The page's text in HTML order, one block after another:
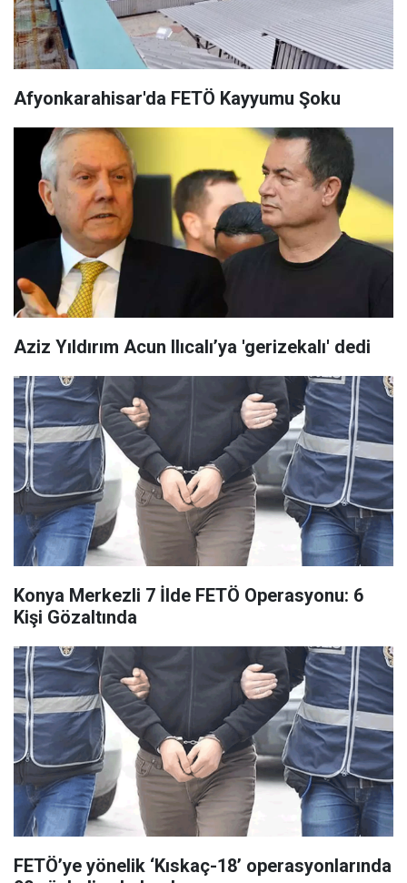
Afyonkarahisar'da FETÖ Kayyumu Şoku
Aziz Yıldırım Acun Ilıcalı’ya 'gerizekalı' dedi
Konya Merkezli 7 İlde FETÖ Operasyonu: 6
Kişi Gözaltında
FETÖ’ye yönelik ‘Kıskaç-18’ operasyonlarında